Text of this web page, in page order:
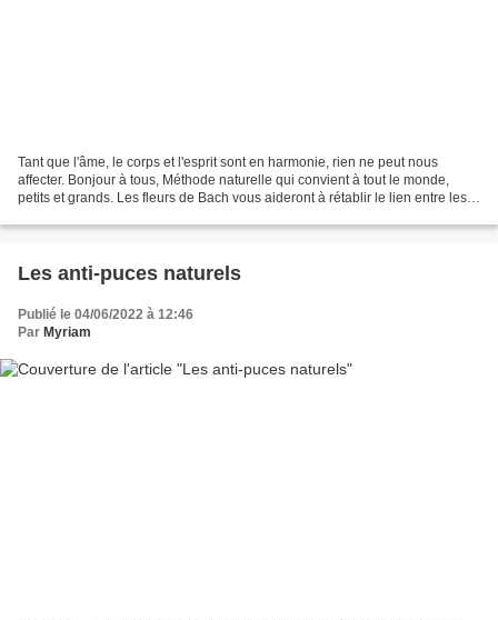
Tant que l'âme, le corps et l'esprit sont en harmonie, rien ne peut nous
affecter. Bonjour à tous, Méthode naturelle qui convient à tout le monde,
petits et grands. Les fleurs de Bach vous aideront à rétablir le lien entre les
Les anti-puces naturels
Publié le 04/06/2022 à 12:46
Par Myriam